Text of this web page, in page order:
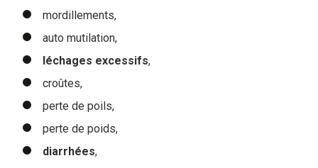
mordillements,
auto mutilation,
léchages excessifs,
croûtes,
perte de poils,
perte de poids,
diarrhées,